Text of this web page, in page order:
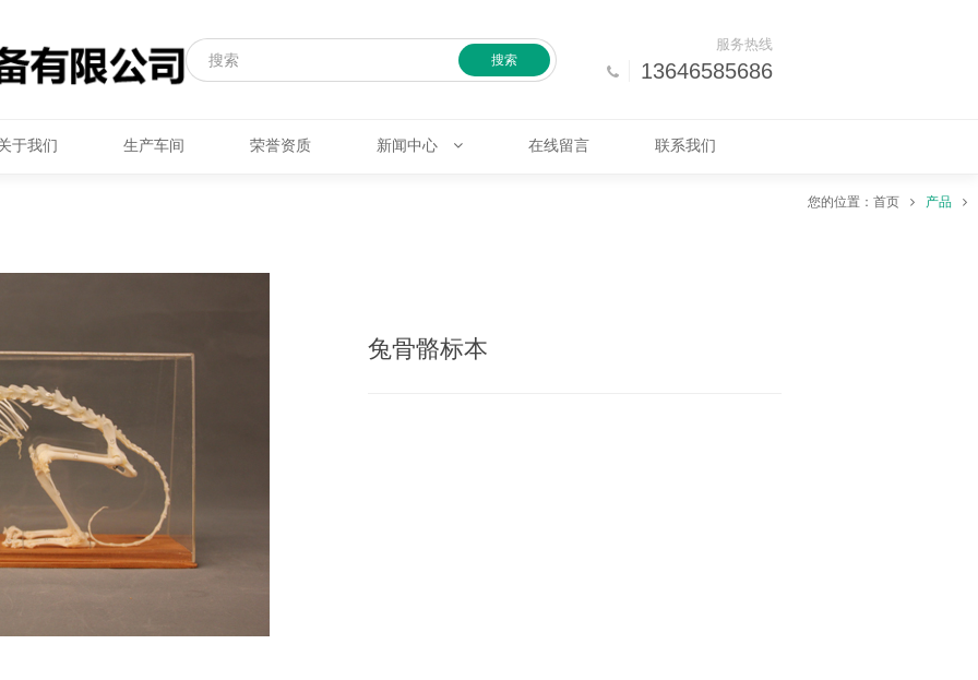
13646585686
服务热线
搜索
于我们 生产车间 荣誉资质 新闻中心 在线留言 联系我们
您的位置： 首页 产品
兔骨骼标本